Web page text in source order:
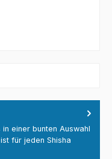
einer bunten Auswahl
für jeden Shisha